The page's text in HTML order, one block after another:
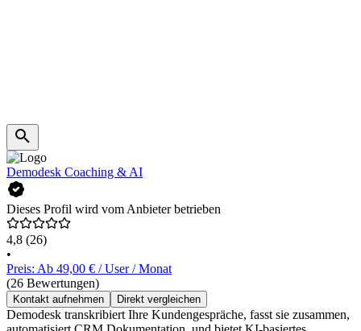
Demodesk Coaching & AI
Dieses Profil wird vom Anbieter betrieben
4,8 (26)
•
Preis: Ab 49,00 € / User / Monat
(26 Bewertungen)
Kontakt aufnehmen Direkt vergleichen
Demodesk transkribiert Ihre Kundengespräche, fasst sie zusammen,